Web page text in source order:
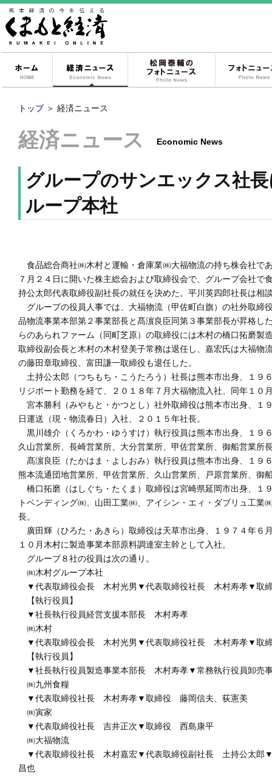
経済ニュース
トップ ＞ 経済ニュース
経済ニュース Economic News
グループのサンエックス社
ループ本社
食品総合商社㈱木村と運輸・倉庫業㈱大福物流の持ち株会社で
７月２４日に開いた株主総会および取締役会で、グループ会社
持公太郎代表取締役副社長の就任を決めた。平川英四郎社長は相
グループの役員人事では、大福物流（甲佐町白旗）の社外取締
品物流事業本部第２事業部長と髙濵良臣同第３事業部長が昇格
らのあられファーム（同町芝原）の取締役には木村の橋口拓磨
取締役副会長と木村の木村登美子常務は退任し、嘉宏氏は大福
の藤田章取締役、富田謙一取締役も退任した。
土持公太郎（つちもち・こうたろう）社長は熊本市出身、１９
リジポート勤務を経て、２０１８年７月大福物流入社、同年１
宮本勝利（みやもと・かつとし）社外取締役は熊本市出身、１
日運送（現・物流春日）入社、２０１５年社長。
黒川雄介（くろかわ・ゆうすけ）執行役員は熊本市出身、１９
久山営業所、長崎営業所、大分営業所、甲佐営業所、御船営業
髙濵良臣（たかはま・よしおみ）執行役員は熊本市出身、１９
熊本流通団地営業所、甲佐営業所、久山営業所、戸原営業所、
橋口拓磨（はしぐち・たくま）取締役は宮崎県延岡市出身、１
トベンディング㈱、山田工業㈱、アイシン・エィ・ダブリュ工
長。
廣田輝（ひろた・あきら）取締役は天草市出身、１９７４年６
１０月木村に製造事業本部原料調達室主幹として入社。
グループ８社の役員は次の通り。
㈱木村グループ本社
▼代表取締役会長 木村光男▼代表取締役社長 木村寿孝▼取締
【執行役員】
▼社長執行役員経営支援本部長 木村寿孝
㈱木村
▼代表取締役会長 木村光男▼代表取締役社長 木村寿孝▼取締
【執行役員】
▼社長執行役員製造事業本部長 木村寿孝▼常務執行役員卸売
㈱九州食糧
▼代表取締役社長 木村寿孝▼取締役 藤岡信夫、荻憲美
㈱寅家
▼代表取締役社長 吉井正次▼取締役 西島康平
㈱大福物流
▼代表取締役社長 木村嘉宏▼代表取締役副社長 土持公太郎▼
昌也